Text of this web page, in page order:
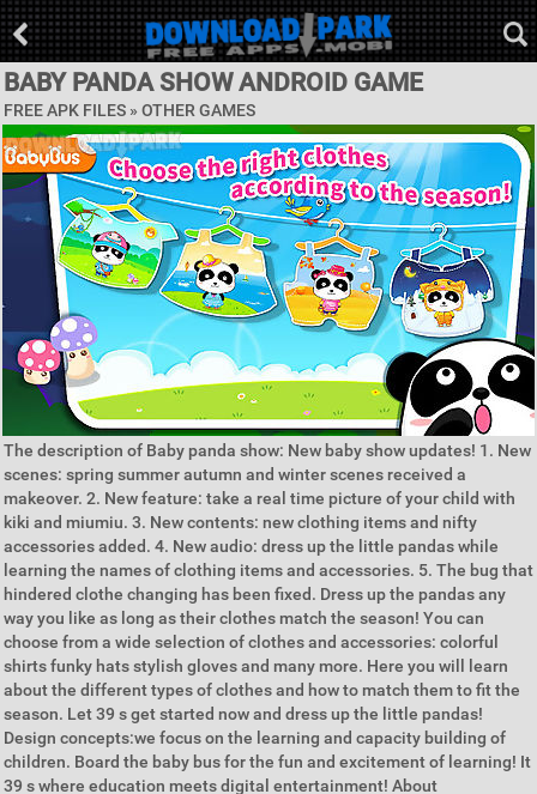
BABY PANDA SHOW ANDROID GAME
FREE APK FILES » OTHER GAMES
The description of Baby panda show: New baby show updates! 1. New
scenes: spring summer autumn and winter scenes received a
makeover. 2. New feature: take a real time picture of your child with
kiki and miumiu. 3. New contents: new clothing items and nifty
accessories added. 4. New audio: dress up the little pandas while
learning the names of clothing items and accessories. 5. The bug that
hindered clothe changing has been fixed. Dress up the pandas any
way you like as long as their clothes match the season! You can
choose from a wide selection of clothes and accessories: colorful
shirts funky hats stylish gloves and many more. Here you will learn
about the different types of clothes and how to match them to fit the
season. Let 39 s get started now and dress up the little pandas!
Design concepts:we focus on the learning and capacity building of
children. Board the baby bus for the fun and excitement of learning! It
39 s where education meets digital entertainment! About